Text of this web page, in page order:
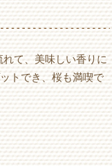
トでき、桜も満喫で